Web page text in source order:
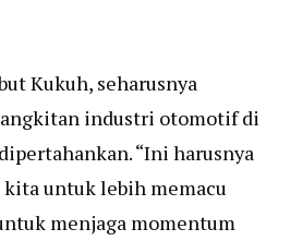
Kukuh, seharusnya
industri otomotif di
“Ini harusnya
untuk lebih memacu
menjaga momentum